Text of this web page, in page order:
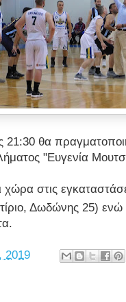
21:30 θα
"Ευγενία
στις
Δωδώνης 25)
2019